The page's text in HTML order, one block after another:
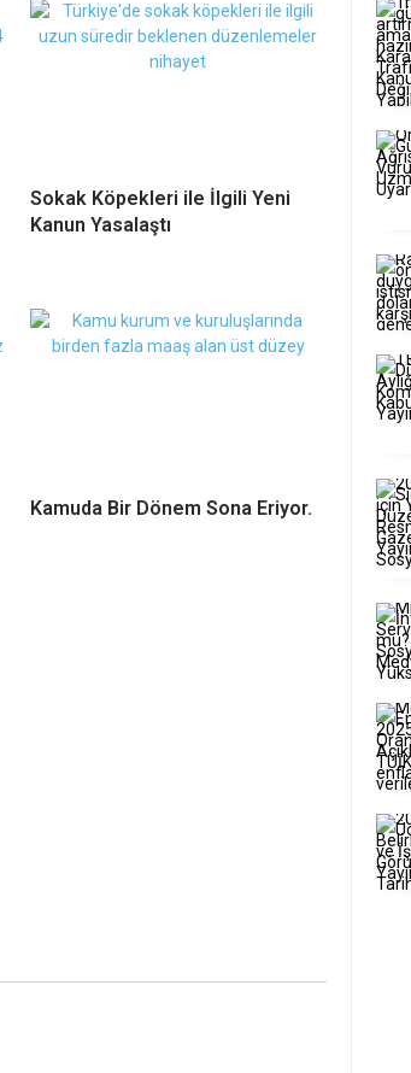
Sokak Köpekleri ile İlgili Yeni
Kanun Yasalaştı
Kamuda Bir Dönem Sona Eriyor.